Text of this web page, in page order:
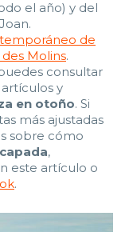
el año) y del
de
Molins.
consultar
y
en otoño. Si
más ajustadas
sobre cómo
,
este artículo o
.